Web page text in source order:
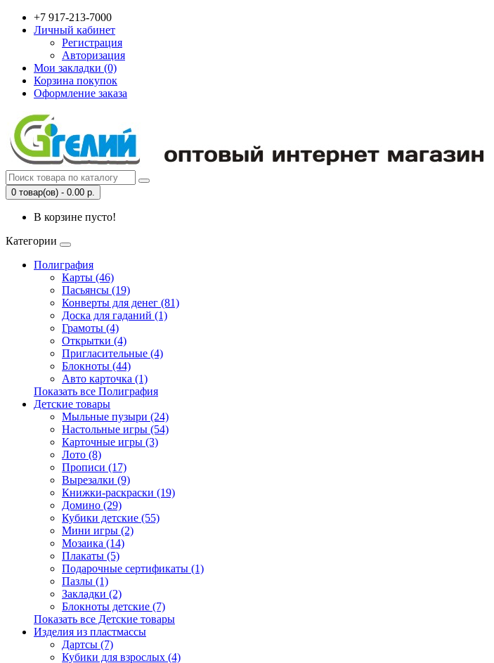
+7 917-213-7000
Личный кабинет
Регистрация
Авторизация
Мои закладки (0)
Корзина покупок
Оформление заказа
0 товар(ов) - 0.00 р.
В корзине пусто!
Категории
Полиграфия
Карты (46)
Пасьянсы (19)
Конверты для денег (81)
Доска для гаданий (1)
Грамоты (4)
Открытки (4)
Пригласительные (4)
Блокноты (44)
Авто карточка (1)
Показать все Полиграфия
Детские товары
Мыльные пузыри (24)
Настольные игры (54)
Карточные игры (3)
Лото (8)
Прописи (17)
Вырезалки (9)
Книжки-раскраски (19)
Домино (29)
Кубики детские (55)
Мини игры (2)
Мозаика (14)
Плакаты (5)
Подарочные сертификаты (1)
Пазлы (1)
Закладки (2)
Блокноты детские (7)
Показать все Детские товары
Изделия из пластмассы
Дартсы (7)
Кубики для взрослых (4)